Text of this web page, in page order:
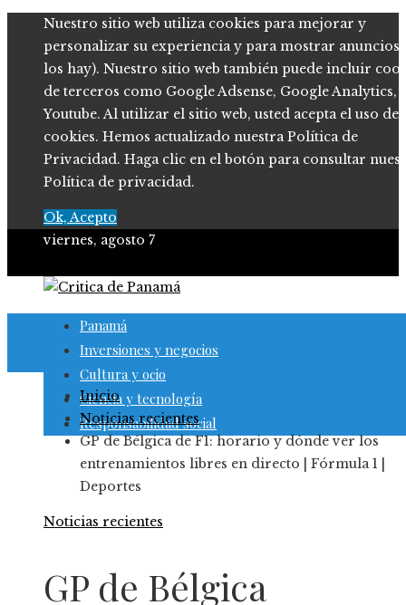
Nuestro sitio web utiliza cookies para mejorar y
personalizar su experiencia y para mostrar anuncios
los hay). Nuestro sitio web también puede incluir
de terceros como Google Adsense, Google Analytics,
Youtube. Al utilizar el sitio web, usted acepta el uso de
cookies. Hemos actualizado nuestra Política de
Privacidad. Haga clic en el botón para consultar
Política de privacidad.
Ok, Acepto
viernes, agosto 7
Panamá
Inversiones y negocios
Cultura y ocio
Ciencia y tecnología
Responsabilidad social
Inicio
Noticias recientes
GP de Bélgica de F1: horario y dónde ver los
entrenamientos libres en directo | Fórmula 1 |
Deportes
Noticias recientes
GP de Bélgica